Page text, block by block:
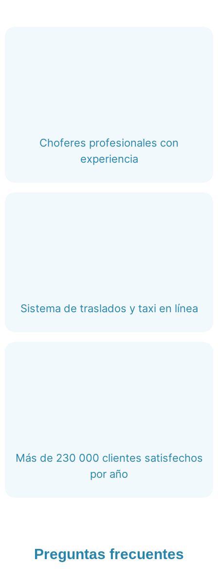
Choferes profesionales con
experiencia
Sistema de traslados y taxi en línea
Más de 230 000 clientes satisfechos
por año
Preguntas frecuentes